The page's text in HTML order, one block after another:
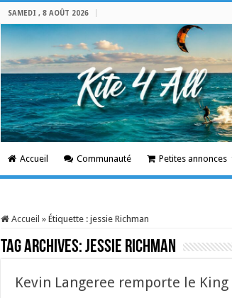
SAMEDI , 8 AOÛT 2026
Accueil Communauté Petites annonces
Accueil » Étiquette : jessie Richman
Tag Archives:jessie Richman
Kevin Langeree remporte le